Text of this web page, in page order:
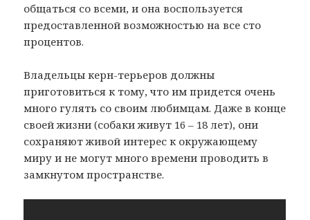
общаться со всеми, и она воспользуется
предоставленной возможностью на все сто
процентов.
Владельцы керн-терьеров должны
приготовиться к тому, что им придется очень
много гулять со своим любимцам. Даже в конце
своей жизни (собаки живут 16 – 18 лет), они
сохраняют живой интерес к окружающему
миру и не могут много времени проводить в
замкнутом пространстве.